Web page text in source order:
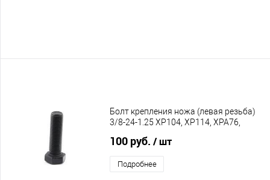
Болт крепления ножа (левая резьба)
3/8-24-1.25 XP104, XP114, XPA76,
100 руб. / шт
Подробнее